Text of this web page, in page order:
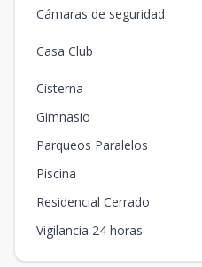
Cámaras de seguridad
Casa Club
Cisterna
Gimnasio
Parqueos Paralelos
Piscina
Residencial Cerrado
Vigilancia 24 horas